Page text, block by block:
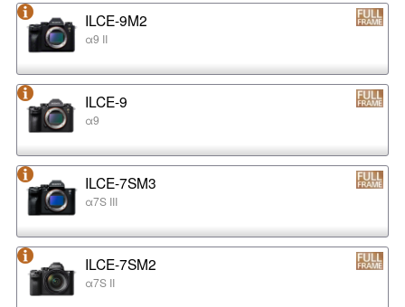
ILCE-9M2
α9 II
ILCE-9
α9
ILCE-7SM3
α7S III
ILCE-7SM2
α7S II